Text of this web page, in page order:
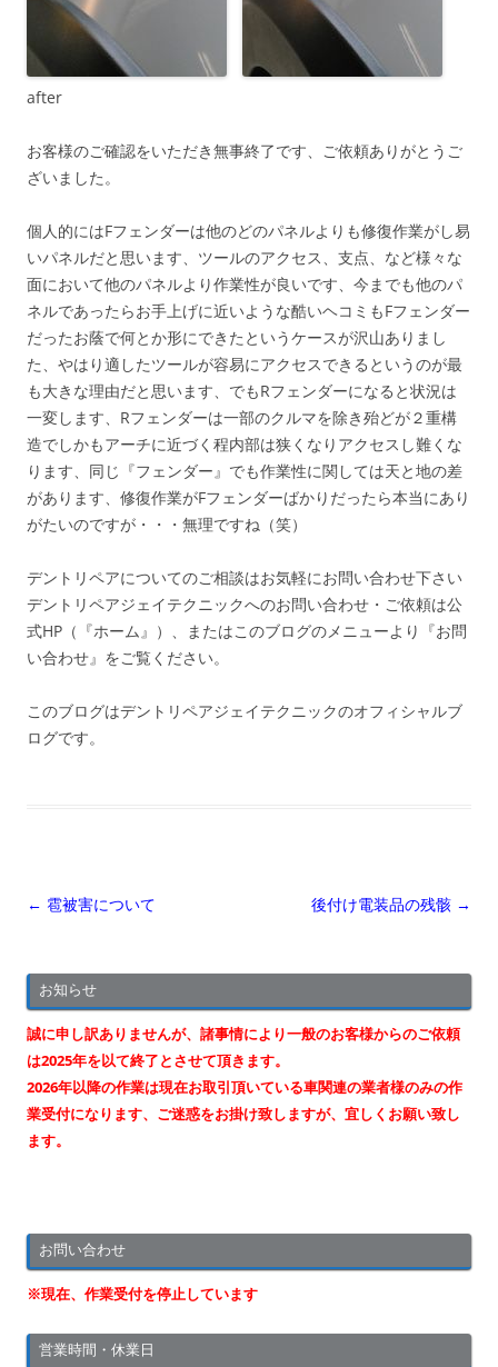
after
お客様のご確認をいただき無事終了です、ご依頼ありがとうご
ざいました。
個人的にはFフェンダーは他のどのパネルよりも修復作業がし易
いパネルだと思います、ツールのアクセス、支点、など様々な
面において他のパネルより作業性が良いです、今までも他のパ
ネルであったらお手上げに近いような酷いヘコミもFフェンダー
だったお蔭で何とか形にできたというケースが沢山ありまし
た、やはり適したツールが容易にアクセスできるというのが最
も大きな理由だと思います、でもRフェンダーになると状況は
一変します、Rフェンダーは一部のクルマを除き殆どが２重構
造でしかもアーチに近づく程内部は狭くなりアクセスし難くな
ります、同じ『フェンダー』でも作業性に関しては天と地の差
があります、修復作業がFフェンダーばかりだったら本当にあり
がたいのですが・・・無理ですね（笑）
デントリペアについてのご相談はお気軽にお問い合わせ下さい
デントリペアジェイテクニックへのお問い合わせ・ご依頼は公
式HP（『ホーム』）、またはこのブログのメニューより『お問
い合わせ』をご覧ください。
このブログはデントリペアジェイテクニックのオフィシャルブ
ログです。
投
ビ
ゲ
ー
シ
ョ
ン
← 雹被害について 後付け電装品の残骸 →
お知らせ
誠に申し訳ありませんが、諸事情により一般のお客様からのご依頼
は2025年を以て終了とさせて頂きます。
2026年以降の作業は現在お取引頂いている車関連の業者様のみの作
業受付になります、ご迷惑をお掛け致しますが、宜しくお願い致し
ます。
お問い合わせ
※現在、作業受付を停止しています
営業時間・休業日